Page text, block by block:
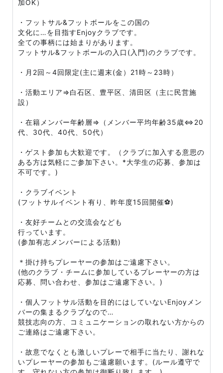
加OK）
・フットサル&フットボールをこの国の
文化に…を目指すEnjoyクラブです。
全ての事柄には始まりがあります。
フットサル&フットボールの入口(入門)のクラブです。
・月2回～4回限定(主に週末(金）21時～23時）
・活動エリア⇒白石区、豊平区、清田区（主に民営施
設）
・在籍メンバー年齢層⇒（メンバー平均年齢35歳⇔20
代、30代、40代、50代）
・ゲスト参加も大歓迎です。（クラブに加入する意思の
ある方は気軽にご参加下さい。*大学生の応募、参加は
不可です。)
・クラブイベント
(フットサルイベント有り、昨年度15回開催⚽)
・友好チームとの交流会なども
行っています。
(参加有志メンバーによる活動)
＊掛け持ちプレーヤーの参加はご遠慮下さい。
(他のクラブ・チームに参加しているプレーヤーの方は
応募、問い合わせ、参加はご遠慮下さい。)
・個人フットサル活動を目的にはしていないEnjoyメン
バーの集まるクラブなので…
競技志向の方、コミュニケーションの取れない方からの
ご連絡はご遠慮下さい。
・故意でなくとも激しいプレーで相手に当たり、謝れな
いプレーヤーの参加もご遠慮願います。(ルール遵守で